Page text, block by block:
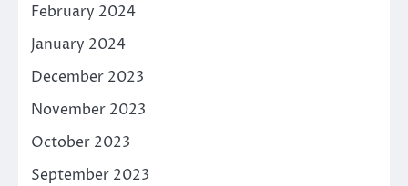
February 2024
January 2024
December 2023
November 2023
October 2023
September 2023